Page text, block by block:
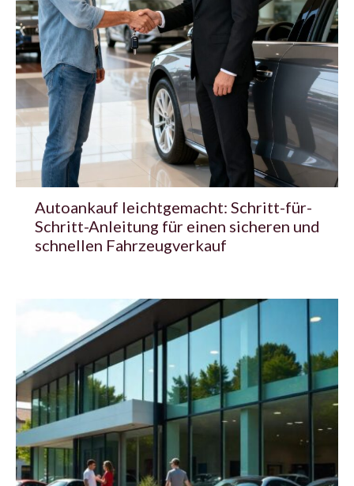
Autoankauf leichtgemacht: Schritt-für-
Schritt-Anleitung für einen sicheren und
schnellen Fahrzeugverkauf